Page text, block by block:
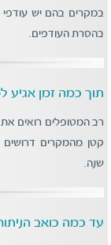
במקרים בהם יש עודפי
בהסרת העודפים.
תוך כמה זמן אגיע
רב המטופלים רואים
קטן מהמקרים
שנה.
עד כמה כואב